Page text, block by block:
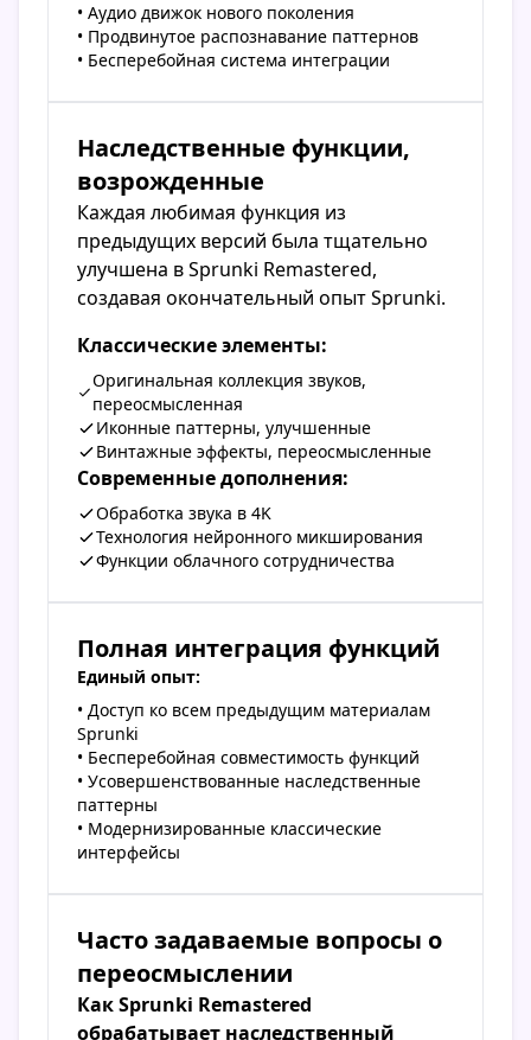
• Аудио движок нового поколения
• Продвинутое распознавание паттернов
• Бесперебойная система интеграции
Наследственные функции,
возрожденные
Каждая любимая функция из
предыдущих версий была тщательно
улучшена в Sprunki Remastered,
создавая окончательный опыт Sprunki.
Классические элементы:
Оригинальная коллекция звуков,
переосмысленная
Иконные паттерны, улучшенные
Винтажные эффекты, переосмысленные
Современные дополнения:
Обработка звука в 4K
Технология нейронного микширования
Функции облачного сотрудничества
Полная интеграция функций
Единый опыт:
• Доступ ко всем предыдущим материалам
Sprunki
• Бесперебойная совместимость функций
• Усовершенствованные наследственные
паттерны
• Модернизированные классические
интерфейсы
Часто задаваемые вопросы о
переосмыслении
Как Sprunki Remastered
обрабатывает наследственный